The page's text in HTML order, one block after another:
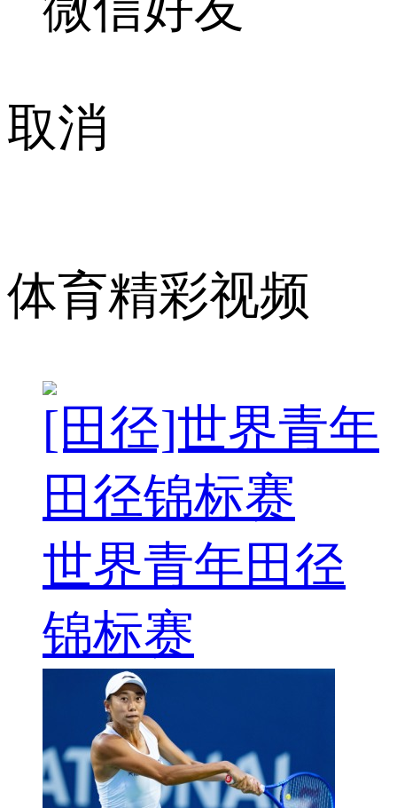
取消
体育精彩视频
[田径]世界青年
田径锦标赛
世界青年田径
锦标赛